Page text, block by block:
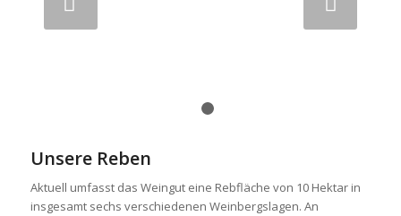
Unsere Reben
Aktuell umfasst das Weingut eine Rebfläche von 10 Hektar in
insgesamt sechs verschiedenen Weinbergslagen. An